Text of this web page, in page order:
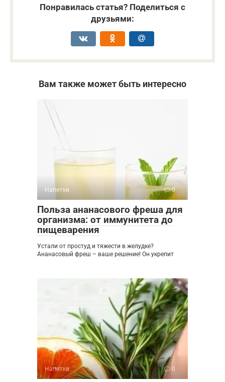
Понравилась статья? Поделиться с
друзьями:
Вам также может быть интересно
Напитки 0
Польза ананасового фреша для
организма: от иммунитета до
пищеварения
Устали от простуд и тяжести в желудке?
Ананасовый фреш – ваше решение! Он укрепит
Напитки 0